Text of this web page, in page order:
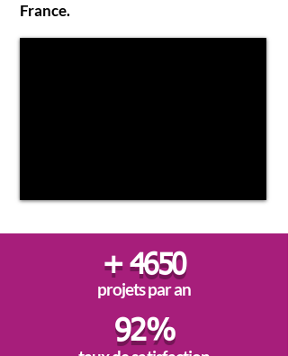
France.
+ 4650
projets par an
92%